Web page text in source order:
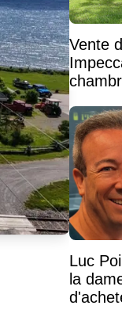
Vente
Luc
la